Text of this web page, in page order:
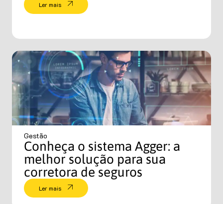
Ler mais
Gestão
Conheça o sistema Agger: a
melhor solução para sua
corretora de seguros
Ler mais